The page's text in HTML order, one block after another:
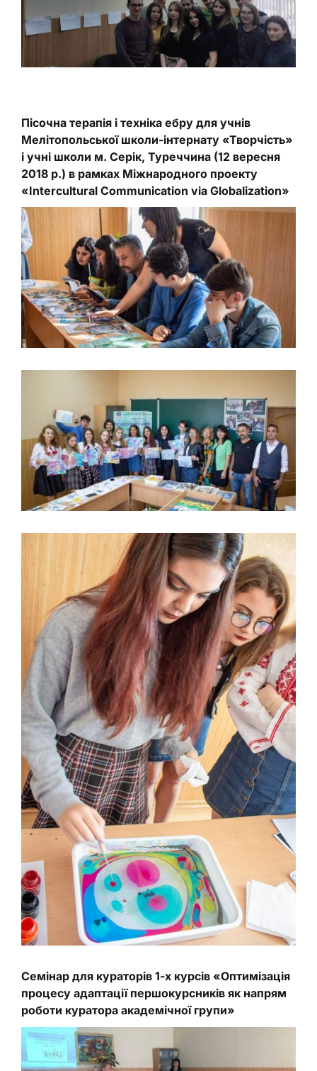
Пісочна терапія і техніка ебру для учнів
Мелітопольської школи-інтернату «Творчість»
і учні школи м. Серік, Туреччина (12 вересня
2018 р.) в рамках Міжнародного проекту
«Intercultural Communication via Globalization»
Семінар для кураторів 1-х курсів «Оптимізація
процесу адаптації першокурсників як напрям
роботи куратора академічної групи»